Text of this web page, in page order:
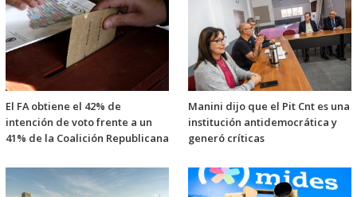
El FA obtiene el 42% de
intención de voto frente a un
41% de la Coalición Republicana
Manini dijo que el Pit Cnt es una
institución antidemocrática y
generó críticas